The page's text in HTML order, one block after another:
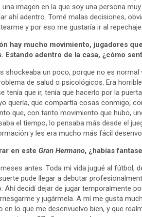
una imagen en la que soy una persona
ahí adentro. Tomé malas decisiones,
y por eso me gustaría ir al
hay mucho movimiento, jugadores
Estando adentro de la casa, ¿cómo
shockeaba un poco, porque no es
de salud o psicológicos. Era
tenía que ir, tenía que hacerlo por la
quería, que compartía cosas conmigo,
que, con tanto movimiento que hubo,
el tiempo, lo pensaba más desde el
y les era mucho más fácil
en este Gran Hermano, ¿habías
antes. Toda mi vida jugué al fútbol,
pude llegar a debutar
Ahí decidí dejar de jugar temporalmente
y jugármela. A mí me gusta
en lo que me desenvuelvo bien, y que